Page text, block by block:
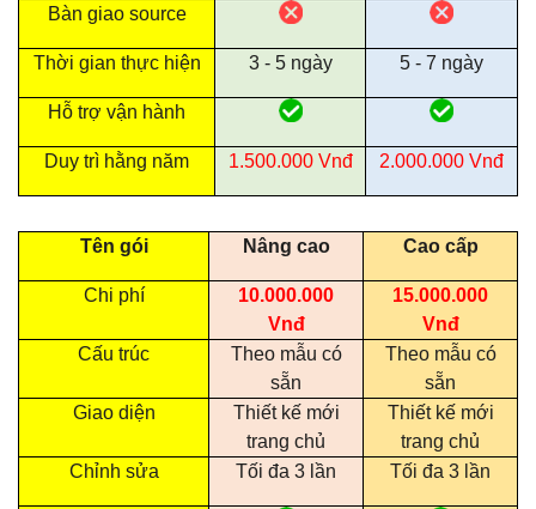
Bàn giao source
Thời gian thực hiện 3 - 5 ngày 5 - 7 ngày
Hỗ trợ vận hành
Duy trì hằng năm 1.500.000 Vnđ 2.000.000 Vnđ
Tên gói Nâng cao Cao cấp
Chi phí
10.000.000
Vnđ
15.000.000
Vnđ
Cấu trúc
Theo mẫu có
sẵn
Theo mẫu có
sẵn
Giao diện
Thiết kế mới
trang chủ
Thiết kế mới
trang chủ
Chỉnh sửa
Tối đa 3 lần Tối đa 3 lần